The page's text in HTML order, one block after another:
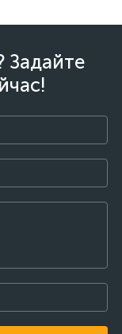
Задайте